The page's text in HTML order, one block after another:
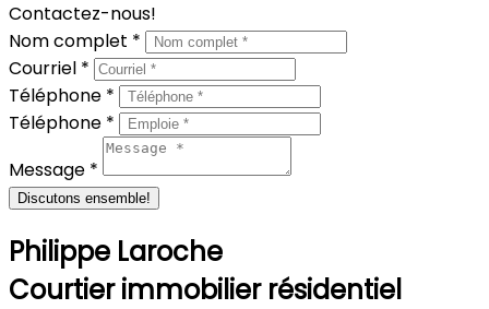
Contactez-nous!
Nom complet *
Courriel *
Téléphone *
Téléphone *
Message *
Discutons ensemble!
Philippe Laroche
Courtier immobilier résidentiel